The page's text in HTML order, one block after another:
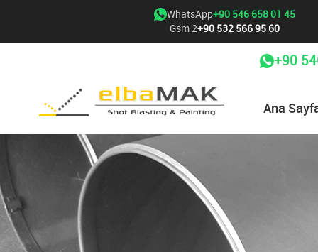
WhatsApp+90 546 658 01 45
Gsm 2+90 532 566 95 60
+90
Ana